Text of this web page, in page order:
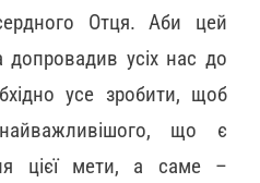
Отця. Аби цей
усіх нас до
усе зробити, щоб
що є
цієї мети, а саме –